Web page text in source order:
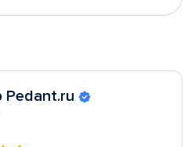
Pedant.ru